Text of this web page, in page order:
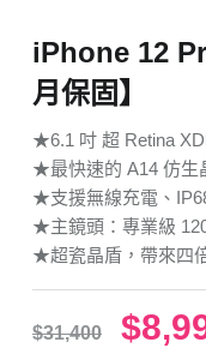
iPhone 12
月保固】
★6.1 吋 超 Retina
★最快速的 A14 仿生
★支援無線充電、
★主鏡頭：專業級
★超瓷晶盾，帶來四
$31,400